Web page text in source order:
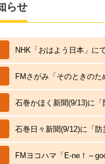
らせ
NHK「おはよう日本」に
FMさがみ「そのときのた
石巻かほく新聞(9/13)に「
石巻日々新聞(9/12)に「防
FMヨコハマ「E-ne！～